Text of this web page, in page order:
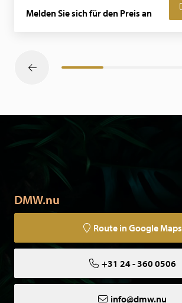
Melden Sie sich für den Preis an
DMW.nu
Route in Google Maps
+31 24 - 360 0506
info@dmw.nu